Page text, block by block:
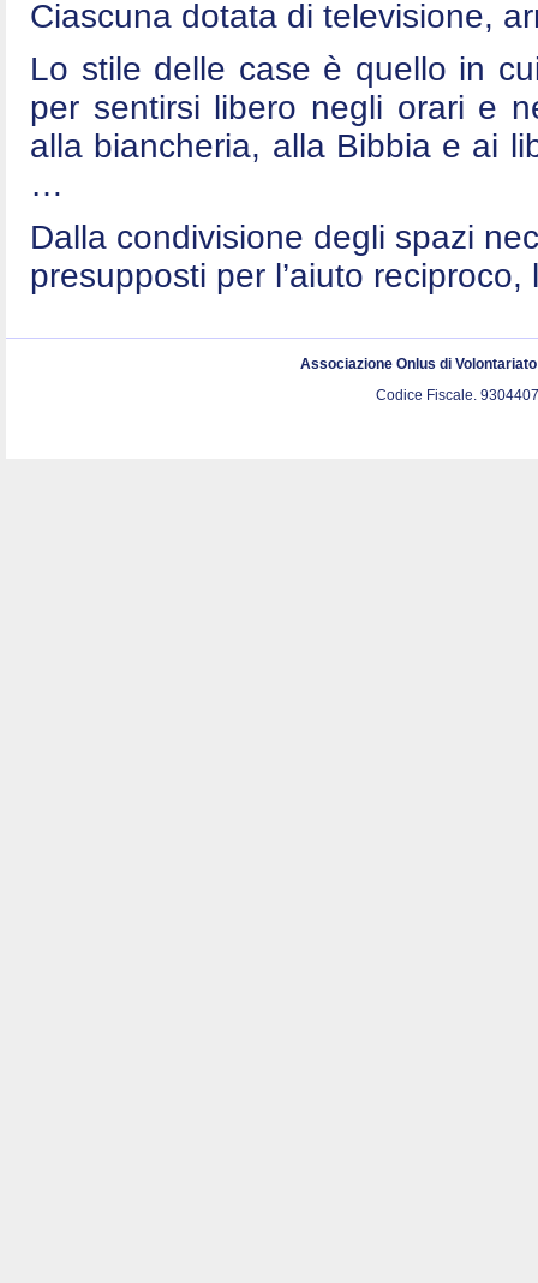
Ciascuna dotata di televisione,
Lo stile delle case è quello in
per sentirsi libero negli orari e
alla biancheria, alla Bibbia e ai
…
Dalla condivisione degli spazi
presupposti per l’aiuto
Associazione Onlus di
Codice Fiscale.